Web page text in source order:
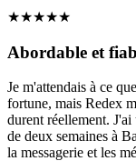
★★★★★
Abordable et
Je m'attendais à ce
fortune, mais Redex
durent réellement.
de deux semaines à
la messagerie et les